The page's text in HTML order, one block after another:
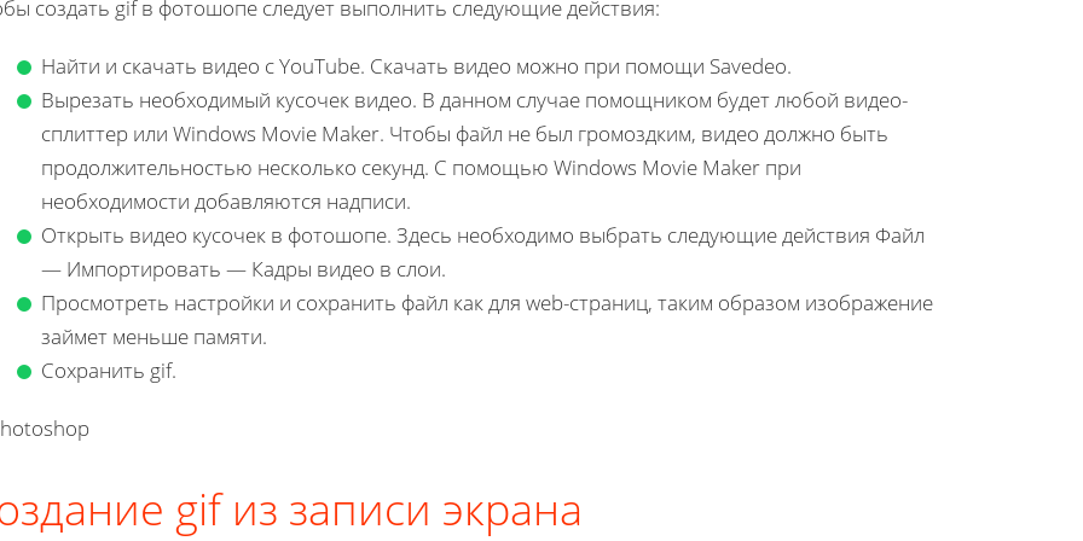
создать gif в фотошопе следует выполнить следующие действия:
Найти и скачать видео с YouTube. Скачать видео можно при помощи Savedeo.
Вырезать необходимый кусочек видео. В данном случае помощником будет любой видео-
сплиттер или Windows Movie Maker. Чтобы файл не был громоздким, видео должно быть
продолжительностью несколько секунд. С помощью Windows Movie Maker при
необходимости добавляются надписи.
Открыть видео кусочек в фотошопе. Здесь необходимо выбрать следующие действия Файл
— Импортировать — Кадры видео в слои.
Просмотреть настройки и сохранить файл как для web-страниц, таким образом изображение
займет меньше памяти.
Сохранить gif.
gif из записи экрана